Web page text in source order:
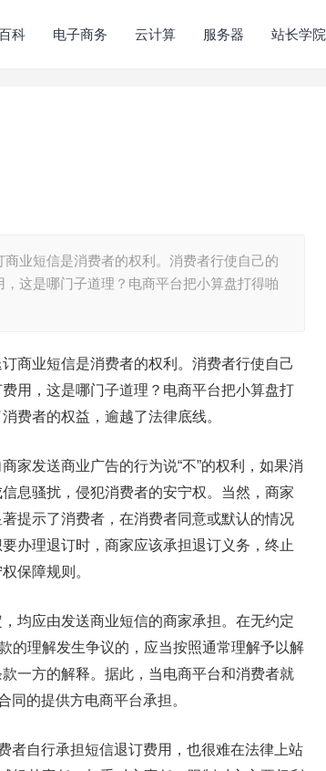
科 电子商务 云计算 服务器 站长学院
业短信是消费者的权利。消费者行使自己的
这是哪门子道理？电商平台把小算盘打得啪
商业短信是消费者的权利。消费者行使自己
用，这是哪门子道理？电商平台把小算盘打
费者的权益，逾越了法律底线。
发送商业广告的行为说“不”的权利，如果消
息骚扰，侵犯消费者的安宁权。当然，商家
提示了消费者，在消费者同意或默认的情况
办理退订时，商家应该承担退订义务，终止
保障规则。
应由发送商业短信的商家承担。在无约定
理解发生争议的，应当按照通常理解予以解
一方的解释。据此，当电商平台和消费者就
同的提供方电商平台承担。
自行承担短信退订费用，也很难在法律上站